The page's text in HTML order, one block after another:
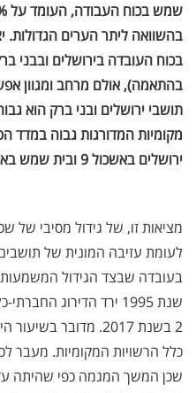
בהשוואה ליתר הערים הגדולות.
בהתאמה), אולם מרחב ומגוון
תושבי ירושלים ובני ברק הוא
ירושלים באשכול 9 ובית שמש באשכול 5 בלבד).
מציאות זו, של גידול מסיבי של
לעומת עזיבה המונית של
בעובדה שבצד הגידול
כלל הרשויות המקומיות. מעבר
שכן המשך המגמה כפי שהיתה עד